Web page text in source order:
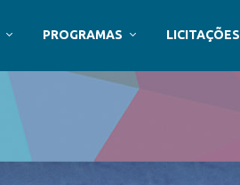
PROGRAMAS LICITAÇÕES